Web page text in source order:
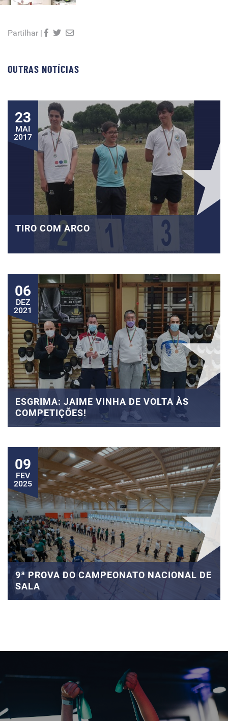
Partilhar |
OUTRAS NOTÍCIAS
23
MAI
2017
TIRO COM ARCO
06
DEZ
2021
ESGRIMA: JAIME VINHA DE VOLTA ÀS
COMPETIÇÕES!
09
FEV
2025
9ª PROVA DO CAMPEONATO NACIONAL DE
SALA